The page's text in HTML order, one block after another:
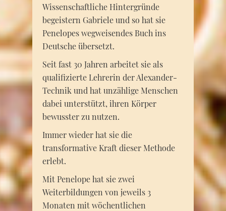
Wissenschaftliche Hintergründe
begeistern Gabriele und so hat sie
Penelopes wegweisendes Buch ins
Deutsche übersetzt.
Seit fast 30 Jahren arbeitet sie als
qualifizierte Lehrerin der Alexander-
Technik und hat unzählige Menschen
dabei unterstützt, ihren Körper
bewusster zu nutzen.
Immer wieder hat sie die
transformative Kraft dieser Methode
erlebt.
Mit Penelope hat sie zwei
Weiterbildungen von jeweils 3
Monaten mit wöchentlichen